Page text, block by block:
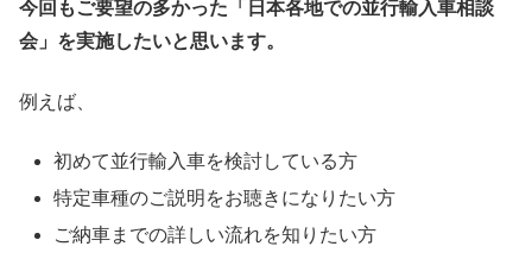
今回もご要望の多かった「日本各地での並行輸入車相談
会」を実施したいと思います。
例えば、
初めて並行輸入車を検討している方
特定車種のご説明をお聴きになりたい方
ご納車までの詳しい流れを知りたい方